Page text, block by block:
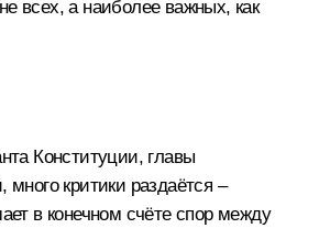
всех, а наиболее важных, как
Конституции, главы
критики раздаётся –
в конечном счёте спор между